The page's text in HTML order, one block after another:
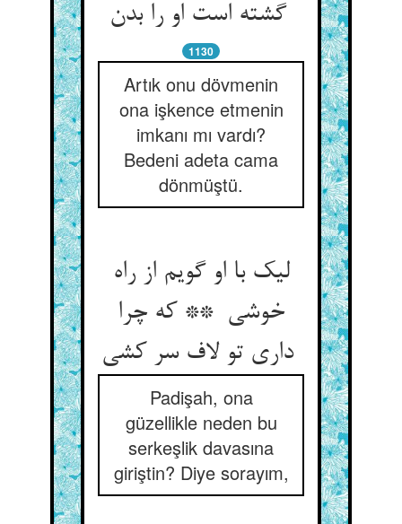
گشته است او را بدن
1130
Artık onu dövmenin
ona işkence etmenin
imkanı mı vardı?
Bedeni adeta cama
dönmüştü.
لیک با او گویم از راه
خوشی ** که چرا
داری تو لاف سر کشی
Padişah, ona
güzellikle neden bu
serkeşlik davasına
giriştin? Diye sorayım,